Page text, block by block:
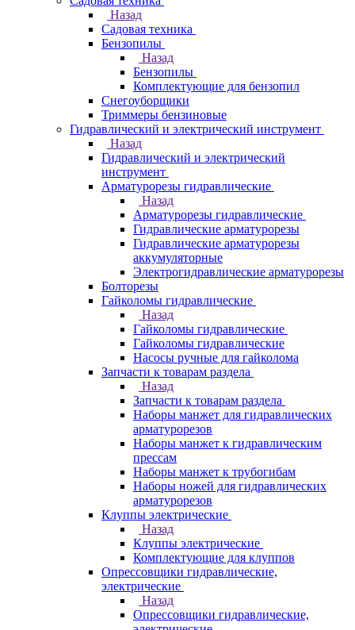
Назад
Садовая техника
Бензопилы
Назад
Бензопилы
Комплектующие для бензопил
Снегоуборщики
Триммеры бензиновые
Гидравлический и электрический инструмент
Назад
Гидравлический и электрический
инструмент
Арматурорезы гидравлические
Назад
Арматурорезы гидравлические
Гидравлические арматурорезы
Гидравлические арматурорезы
аккумуляторные
Электрогидравлические арматурорезы
Болторезы
Гайколомы гидравлические
Назад
Гайколомы гидравлические
Гайколомы гидравлические
Насосы ручные для гайколома
Запчасти к товарам раздела
Назад
Запчасти к товарам раздела
Наборы манжет для гидравлических
арматурорезов
Наборы манжет к гидравлическим
прессам
Наборы манжет к трубогибам
Наборы ножей для гидравлических
арматурорезов
Клуппы электрические
Назад
Клуппы электрические
Комплектующие для клуппов
Опрессовщики гидравлические,
электрические
Назад
Опрессовщики гидравлические,